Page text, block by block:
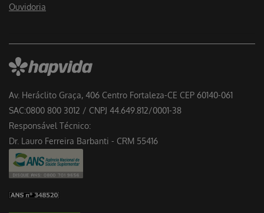
Av. Heráclito Graça, 406 Centro Fortaleza-CE CEP 60140-061
SAC:0800 800 3012 / CNPJ 44.649.812/0001-38
Responsável Técnico:
Dr. Lauro Ferreira Barbanti - CRM 55416
Ouvidoria